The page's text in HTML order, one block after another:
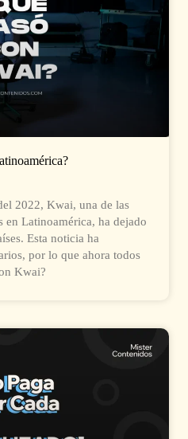
2022, Kwai, una de las
en Latinoamérica, ha dejado
Esta noticia ha
por lo que ahora todos
Kwai?